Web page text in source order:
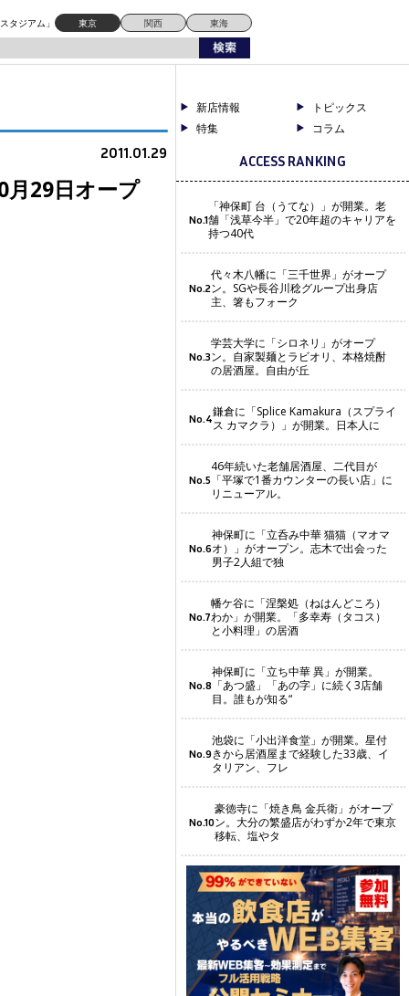
タジアム」 東京 関西 東海
2011.01.29
月29日オープ
新店情報
トピックス
特集
コラム
ACCESS RANKING
No.1
「神保町 台（うてな）」が開業。老
舗「浅草今半」で20年超のキャリアを
持つ40代
No.2
代々木八幡に「三千世界」がオープ
ン。SGや長谷川稔グループ出身店
主、箸もフォーク
No.3
学芸大学に「シロネリ」がオープ
ン。自家製麺とラビオリ、本格焼酎
の居酒屋。自由が丘
No.4鎌倉に「Splice Kamakura（スプライ
ス カマクラ）」が開業。日本人に
No.5
46年続いた老舗居酒屋、二代目が
「平塚で1番カウンターの長い店」に
リニューアル。
No.6
神保町に「立呑み中華 猫猫（マオマ
オ）」がオープン。志木で出会った
男子2人組で独
No.7
幡ケ谷に「涅槃処（ねはんどころ）
わか」が開業。「多幸寿（タコス）
と小料理」の居酒
No.8
神保町に「立ち中華 異」が開業。
「あつ盛」「あの字」に続く3店舗
目。誰もが知る“
No.9
池袋に「小出洋食堂」が開業。星付
きから居酒屋まで経験した33歳、イ
タリアン、フレ
No.10
豪徳寺に「焼き鳥 金兵衛」がオープ
ン。大分の繁盛店がわずか2年で東京
移転、塩やタ